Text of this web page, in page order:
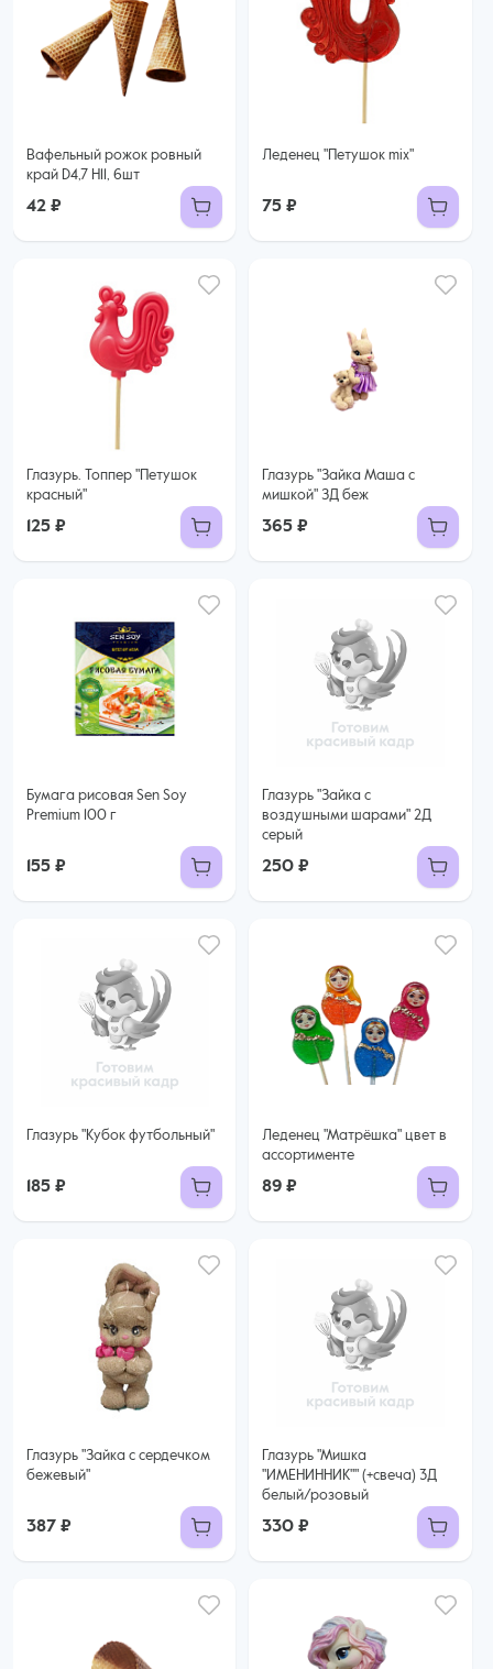
Вафельный рожок ровный
край D4,7 H11, 6шт
42 ₽
Леденец "Петушок mix"
75 ₽
Глазурь. Топпер "Петушок
красный"
125 ₽
Глазурь "Зайка Маша с
мишкой" ЗД беж
365 ₽
Бумага рисовая Sen Soy
Premium 100 г
155 ₽
Глазурь "Зайка с
воздушными шарами" 2Д
серый
250 ₽
Глазурь "Кубок футбольный"
185 ₽
Леденец "Матрёшка" цвет в
ассортименте
89 ₽
Глазурь "Зайка с сердечком
бежевый"
387 ₽
Глазурь "Мишка
"ИМЕНИННИК"" (+свеча) 3Д
белый/розовый
330 ₽